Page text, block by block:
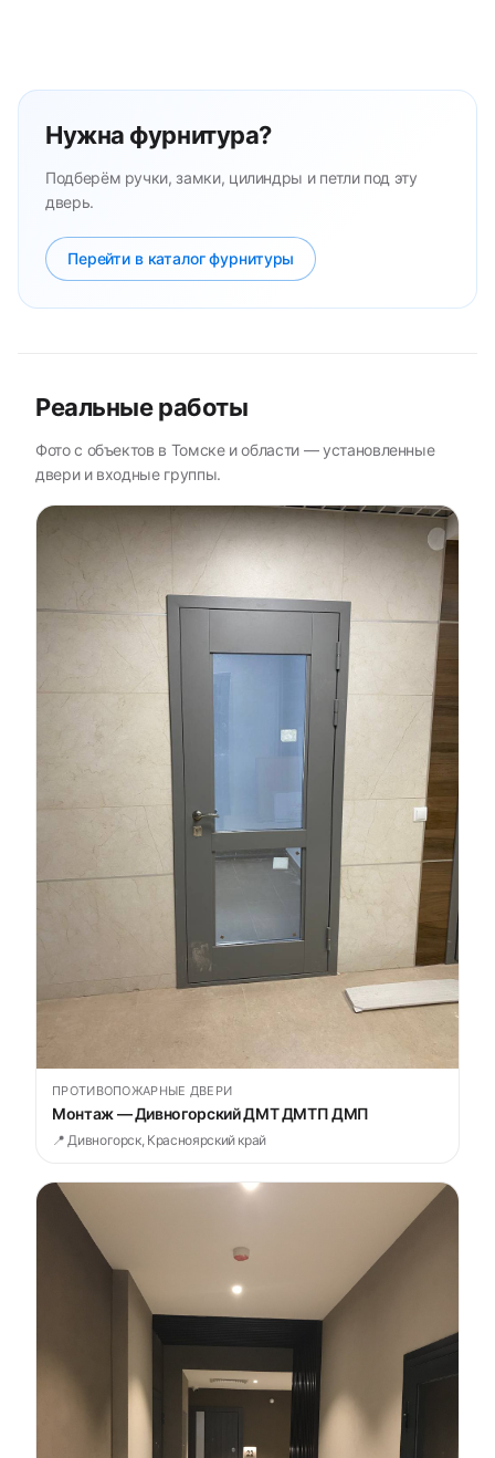
Нужна фурнитура?
Подберём ручки, замки, цилиндры и петли под эту
дверь.
Перейти в каталог фурнитуры
Реальные работы
Фото с объектов в Томске и области — установленные
двери и входные группы.
ПРОТИВОПОЖАРНЫЕ ДВЕРИ
Монтаж — Дивногорский ДМТ ДМТП ДМП
📍 Дивногорск, Красноярский край